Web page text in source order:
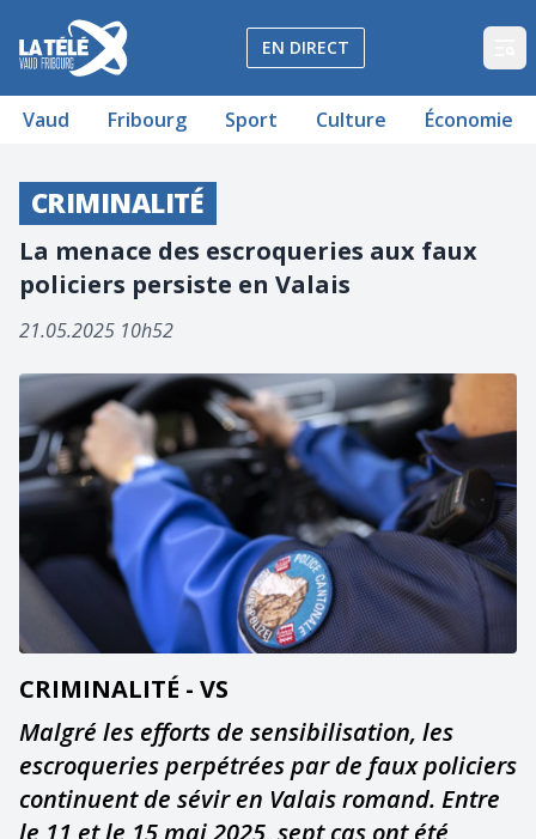
La Télé - Télévision régionale Vaud et Fribourg
EN DIRECT
Vaud Fribourg Sport Culture Économie
CRIMINALITÉ
La menace des escroqueries aux faux
policiers persiste en Valais
21.05.2025 10h52
CRIMINALITÉ - VS
Malgré les efforts de sensibilisation, les
escroqueries perpétrées par de faux policiers
continuent de sévir en Valais romand. Entre
le 11 et le 15 mai 2025, sept cas ont été